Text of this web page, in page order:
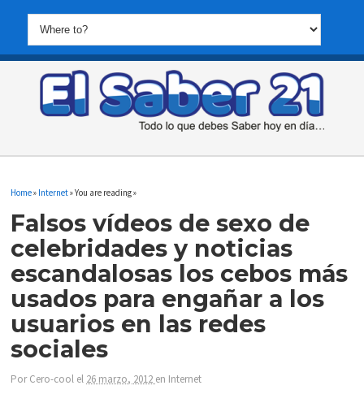
Home» Internet» You are reading »
Falsos vídeos de sexo de
celebridades y noticias
escandalosas los cebos más
usados para engañar a los
usuarios en las redes
sociales
PorCero-cool el 26 marzo, 2012 en Internet